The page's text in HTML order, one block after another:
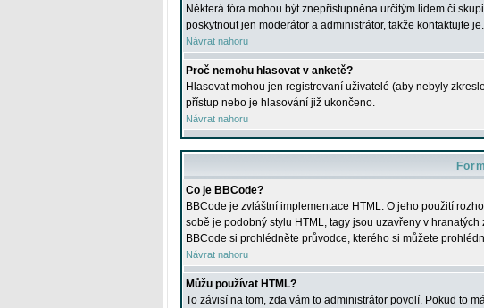
Některá fóra mohou být znepřístupněna určitým lidem či
poskytnout jen moderátor a administrátor, takže kontaktujte je.
Návrat nahoru
Proč nemohu hlasovat v anketě?
Hlasovat mohou jen registrovaní uživatelé (aby nebyly
přístup nebo je hlasování již ukončeno.
Návrat nahoru
Co je BBCode?
BBCode je zvláštní implementace HTML. O jeho použití
sobě je podobný stylu HTML, tagy jsou uzavřeny v
BBCode si prohlédněte průvodce, kterého si můžete
Návrat nahoru
Můžu používat HTML?
To závisí na tom, zda vám to administrátor povolí. Pokud to